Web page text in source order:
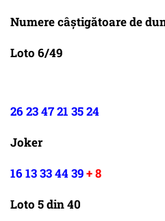
Numere câștigătoare de
Loto 6/49
26 23 47 21 35 24
Joker
16 13 33 44 39+ 8
Loto 5 din 40